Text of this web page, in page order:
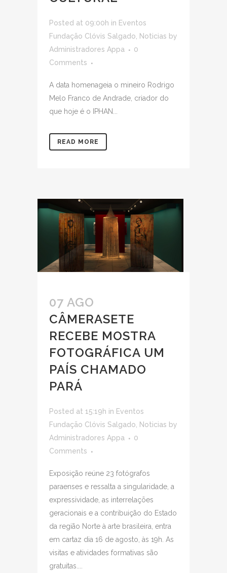
Posted at 09:00h in Eventos
Fundação Clóvis Salgado
Noticias by
Administradores Appa
0
Comments
A data homenageia o mineiro Rodrigo
Melo Franco de Andrade, criador do
que hoje é o IPHAN...
READ MORE
07 AGO
CÂMERASETE
RECEBE MOSTRA
FOTOGRÁFICA UM
PAÍS CHAMADO
PARÁ
Posted at 15:19h in Eventos
Fundação Clóvis Salgado
Noticias by
Administradores Appa
0
Comments
Exposição reúne 23 fotógrafos
paraenses e ressalta a singularidade, a
expressividade, as interrelações
geracionais e a contribuição do Estado
da região Norte à arte brasileira, entra
em cartaz dia 16 de agosto, às 19h. As
visitas e atividades formativas são
gratuitas....